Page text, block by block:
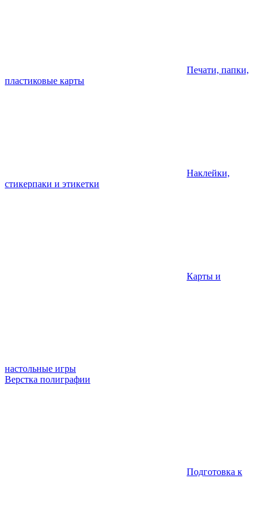
Печати, папки,
пластиковые карты
Наклейки,
стикерпаки и этикетки
Карты и
настольные игры
Верстка полиграфии
Подготовка к